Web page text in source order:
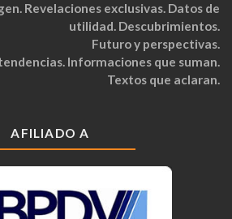
Revelaciones exclusivas. Datos de
utilidad. Descubrimientos.
Futuro y perspectivas.
Informaciones que suman.
Textos que aclaran.
AFILIADO A